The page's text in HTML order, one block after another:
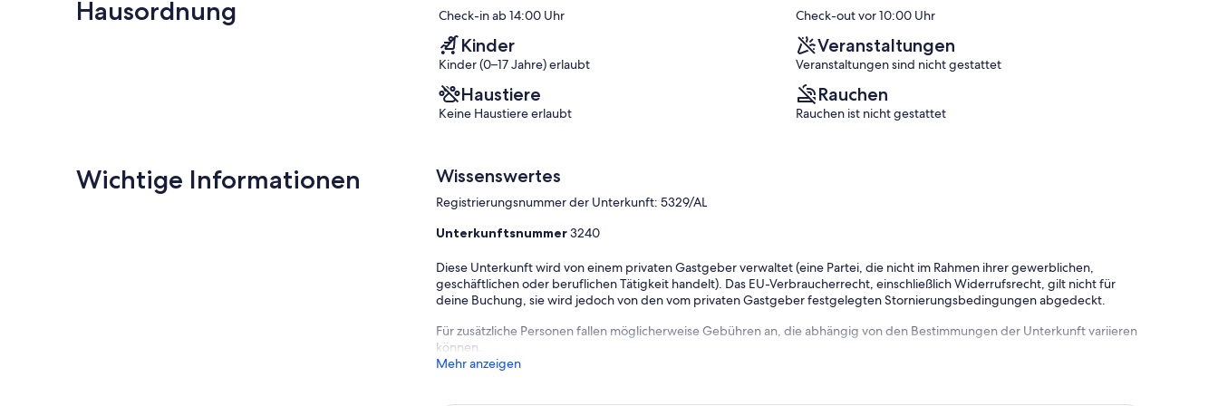
(84
Bewertungen)
Bewertungen)
Hausordnung Check-in ab 14:00 Uhr Check-out vor 10:00 Uhr
Kinder
Kinder (0–17 Jahre) erlaubt
Veranstaltungen
Veranstaltungen sind nicht gestattet
Haustiere
Keine Haustiere erlaubt
Rauchen
Rauchen ist nicht gestattet
Wichtige Informationen Wissenswertes
Registrierungsnummer der Unterkunft: 5329/AL
Unterkunftsnummer3240
Diese Unterkunft wird von einem privaten Gastgeber verwaltet (eine Partei, die nicht im Rahmen ihrer gewerblichen,
geschäftlichen oder beruflichen Tätigkeit handelt). Das EU-Verbraucherrecht, einschließlich Widerrufsrecht, gilt nicht für
deine Buchung, sie wird jedoch von den vom privaten Gastgeber festgelegten Stornierungsbedingungen abgedeckt.
Für zusätzliche Personen fallen möglicherweise Gebühren an, die abhängig von den Bestimmungen der Unterkunft variieren
können.
Mehr anzeigen